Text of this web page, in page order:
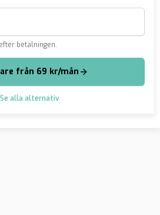
betalningen.
från 69 kr/mån
Se alla alternativ